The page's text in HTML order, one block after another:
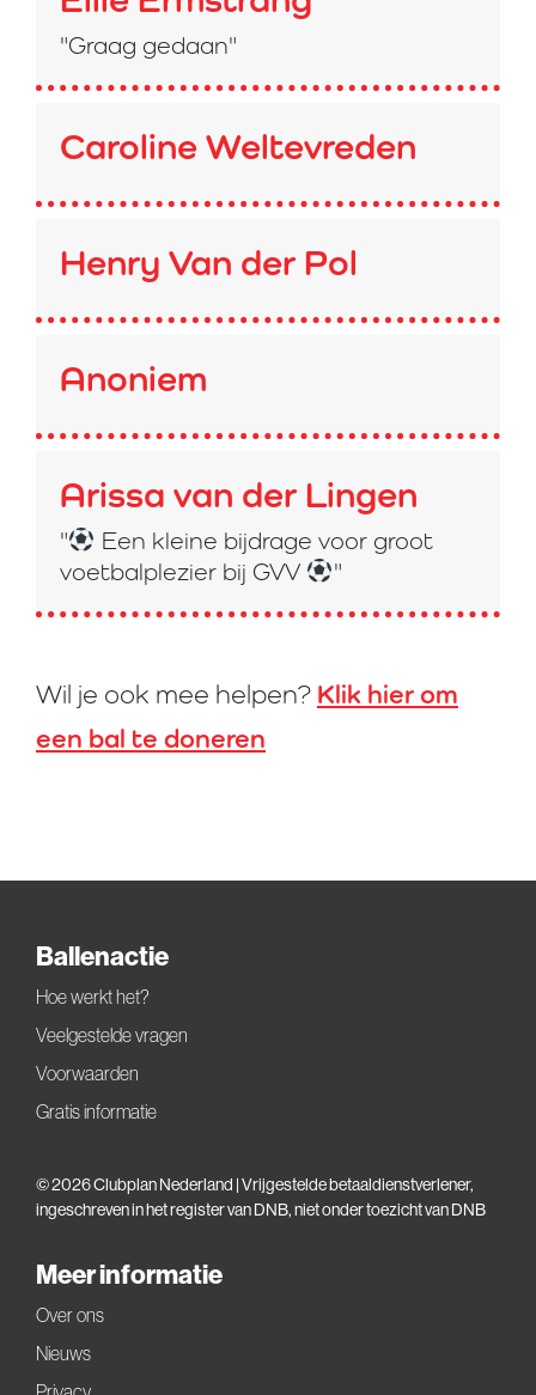
"Graag gedaan"
Caroline Weltevreden
Henry Van der Pol
Anoniem
Arissa van der Lingen
"
Een kleine bijdrage voor groot
voetbalplezier bij GVV
"
Wil je ook mee helpen? Klik hier om
een bal te doneren
Ballenactie
Hoe werkt het?
Veelgestelde vragen
Voorwaarden
Gratis informatie
© 2026 Clubplan Nederland | Vrijgestelde betaaldienstverlener,
ingeschreven in hetregister van DNB, niet onder toezicht van DNB
Meer informatie
Over ons
Nieuws